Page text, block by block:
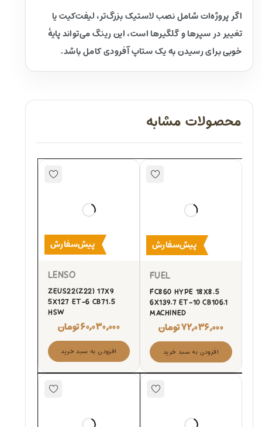
اگر پروژه‌ات شامل نصب لاستیک بزرگ‌تر، لیفت‌کیت یا
تغییر در سپرها و گلگیرها است، این رینگ می‌تواند پایهٔ
خوبی برای رسیدن به یک ستاپ آفرودی کامل باشد.
محصولات مشابه
پیش‌سفارش
FUEL
FC860 HYPE 18X8.5
6X139.7 ET-10 CB106.1
MACHINED
۷۲,۰۳۶,۰۰۰تومان
افزودن به سبد خرید
پیش‌سفارش
LENSO
ZEUS22(Z22) 17X9
5X127 ET-6 CB71.5
HSW
۶۰,۰۳۰,۰۰۰تومان
افزودن به سبد خرید